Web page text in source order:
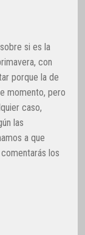
si es la
con
porque la de
momento, pero
caso,
las
a que
los